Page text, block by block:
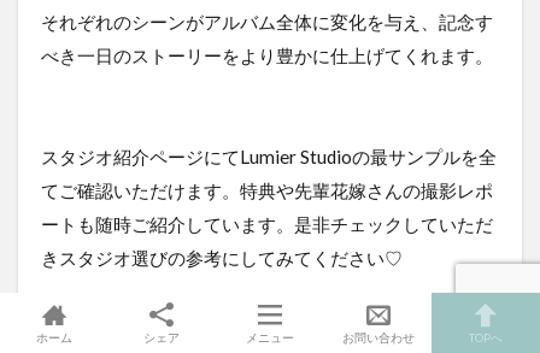
それぞれのシーンがアルバム全体に変化を与え、記念す
べき一日のストーリーをより豊かに仕上げてくれます。
スタジオ紹介ページにてLumier Studioの最サンプルを全
てご確認いただけます。特典や先輩花嫁さんの撮影レポ
ートも随時ご紹介しています。是非チェックしていただ
きスタジオ選びの参考にしてみてください♡
Lumier Studio 紹介ページはこちら
ホーム シェア メニュー お問い合わせ TOPへ